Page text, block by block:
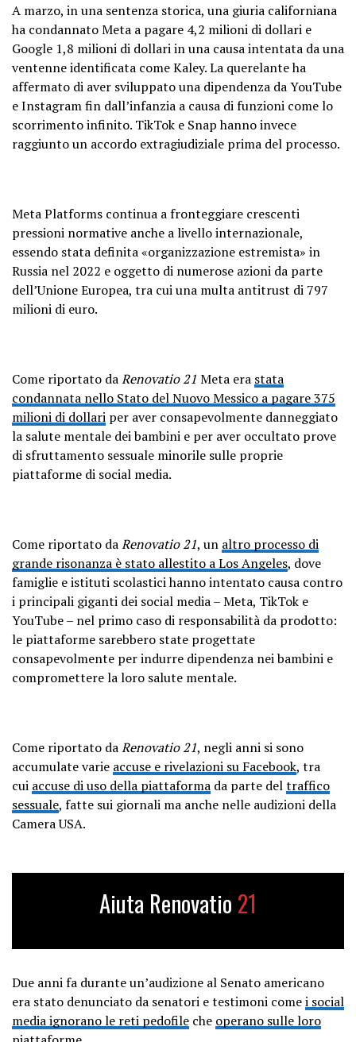
A marzo, in una sentenza storica, una giuria californiana
ha condannato Meta a pagare 4,2 milioni di dollari e
Google 1,8 milioni di dollari in una causa intentata da una
ventenne identificata come Kaley. La querelante ha
affermato di aver sviluppato una dipendenza da YouTube
e Instagram fin dall’infanzia a causa di funzioni come lo
scorrimento infinito. TikTok e Snap hanno invece
raggiunto un accordo extragiudiziale prima del processo.
Meta Platforms continua a fronteggiare crescenti
pressioni normative anche a livello internazionale,
essendo stata definita «organizzazione estremista» in
Russia nel 2022 e oggetto di numerose azioni da parte
dell’Unione Europea, tra cui una multa antitrust di 797
milioni di euro.
Come riportato daRenovatio 21 Meta era stata
condannata nello Stato del Nuovo Messico a pagare 375
milioni di dollari per aver consapevolmente danneggiato
la salute mentale dei bambini e per aver occultato prove
di sfruttamento sessuale minorile sulle proprie
piattaforme di social media.
Come riportato daRenovatio 21, un altro processo di
grande risonanza è stato allestito a Los Angeles, dove
famiglie e istituti scolastici hanno intentato causa contro
i principali giganti dei social media – Meta, TikTok e
YouTube – nel primo caso di responsabilità da prodotto:
le piattaforme sarebbero state progettate
consapevolmente per indurre dipendenza nei bambini e
compromettere la loro salute mentale.
Come riportato daRenovatio 21, negli anni si sono
accumulate varie accuse e rivelazioni su Facebook, tra
cui accuse di uso della piattaforma da parte deltraffico
sessuale, fatte sui giornali ma anche nelle audizioni della
Camera USA.
Aiuta Renovatio 21
Due anni fa durante un’audizione al Senato americano
era stato denunciato da senatori e testimoni comei social
media ignorano le reti pedofile che operano sulle loro